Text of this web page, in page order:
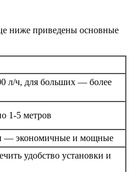
ниже приведены основные
л/ч, для больших — более
1-5 метров
— экономичные и мощные
удобство установки и